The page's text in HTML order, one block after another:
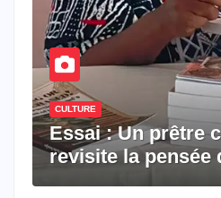
CULTURE
Essai : Un prêtre
revisite la pensée